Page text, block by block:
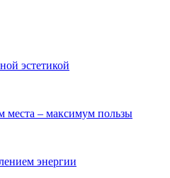
эстетикой
места – максимум пользы
энергии